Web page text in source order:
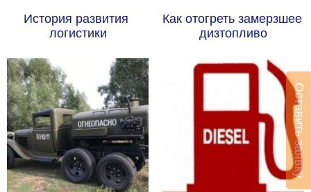
История развития
логистики
Как отогреть замерзшее
дизтопливо
Оставить заявку